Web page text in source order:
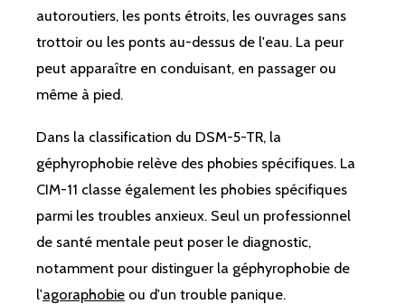
autoroutiers, les ponts étroits, les ouvrages sans
trottoir ou les ponts au-dessus de l'eau. La peur
peut apparaître en conduisant, en passager ou
même à pied.
Dans la classification du DSM-5-TR, la
géphyrophobie relève des phobies spécifiques. La
CIM-11 classe également les phobies spécifiques
parmi les troubles anxieux. Seul un professionnel
de santé mentale peut poser le diagnostic,
notamment pour distinguer la géphyrophobie de
l'agoraphobie ou d'un trouble panique.